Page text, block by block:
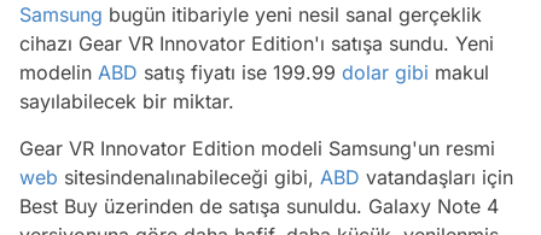
Samsung bugün itibariyle yeni nesil sanal gerçeklik
cihazı Gear VR Innovator Edition'ı satışa sundu. Yeni
modelin ABD satış fiyatı ise 199.99 dolar gibi makul
sayılabilecek bir miktar.
Gear VR Innovator Edition modeli Samsung'un resmi
web sitesindenalınabileceği gibi, ABD vatandaşları için
Best Buy üzerinden de satışa sunuldu. Galaxy Note 4